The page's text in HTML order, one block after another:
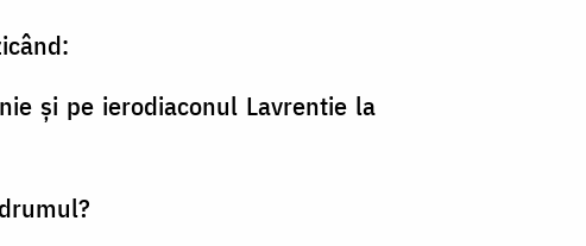
şi pe ierodiaconul Lavrentie la